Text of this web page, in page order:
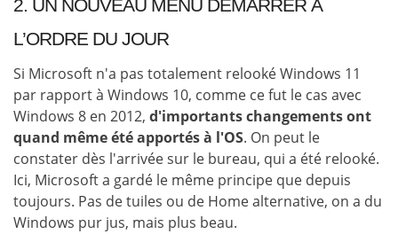
2. UN NOUVEAU MENU DÉMARRER À
L’ORDRE DU JOUR
Si Microsoft n'a pas totalement relooké Windows 11
par rapport à Windows 10, comme ce fut le cas avec
Windows 8 en 2012, d'importants changements ont
quand même été apportés à l'OS. On peut le
constater dès l'arrivée sur le bureau, qui a été relooké.
Ici, Microsoft a gardé le même principe que depuis
toujours. Pas de tuiles ou de Home alternative, on a du
Windows pur jus, mais plus beau.